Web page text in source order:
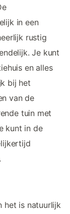
in een
rustig
Je kunt
en alles
bij het
van de
tuin met
kunt in de
het is natuurlijk